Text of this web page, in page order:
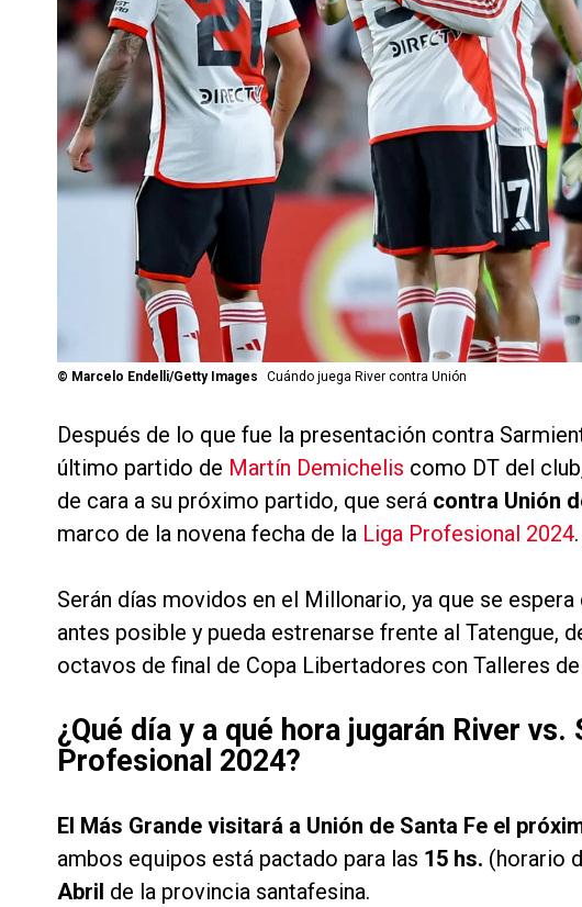
© Marcelo Endelli/Getty Images Cuándo juega River contra Unión
Después de lo que fue la presentación contra
último partido de Martín Demichelis como DT del
de cara a su próximo partido, que será contra Unión
marco de la novena fecha de la Liga Profesional 2024
Serán días movidos en el Millonario, ya que se espera
antes posible y pueda estrenarse frente al Tatengue,
octavos de final de Copa Libertadores con Talleres
¿Qué día y a qué hora jugarán River
Profesional 2024?
El Más Grande visitará a Unión de Santa Fe el
ambos equipos está pactado para las 15 hs. (horario
Abril de la provincia santafesina.